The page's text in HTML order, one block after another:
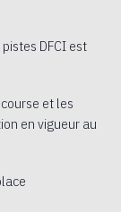
DFCI est
et les
en vigueur au